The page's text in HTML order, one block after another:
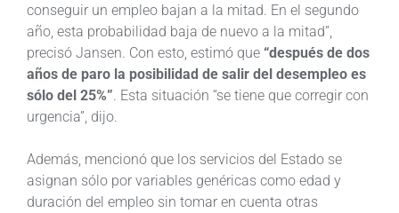
conseguir un empleo bajan a la mitad. En el segundo
año, esta probabilidad baja de nuevo a la mitad”,
precisó Jansen. Con esto, estimó que “después de dos
años de paro la posibilidad de salir del desempleo es
sólo del 25%”. Esta situación “se tiene que corregir con
urgencia”, dijo.
Además, mencionó que los servicios del Estado se
asignan sólo por variables genéricas como edad y
duración del empleo sin tomar en cuenta otras